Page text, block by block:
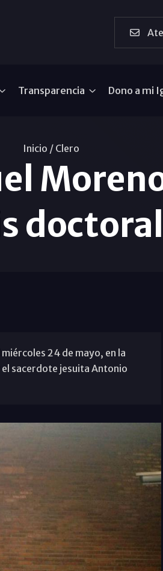
Transparencia Dono a mi
Inicio / Clero
doctoral
24 de mayo, en la
sacerdote jesuita Antonio